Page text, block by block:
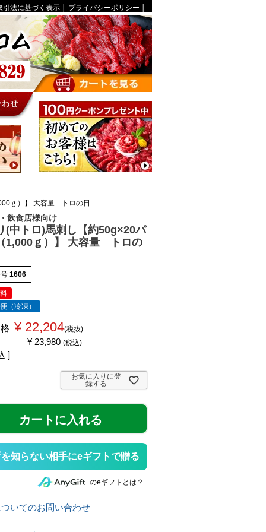
引法に基づく表示 プライバシーポリシー
ｇ）】 大容量 トロの日
飲食店様向け
(中トロ)馬刺し【約50g×20パ
1,000ｇ）】 大容量 トロの
1606
（冷凍）
¥ 22,204 税抜
¥ 23,980 税込
お気に入りに登
録する
カートに入れる
知らない相手にeギフトで贈る
のeギフトとは？
いてのお問い合わせ